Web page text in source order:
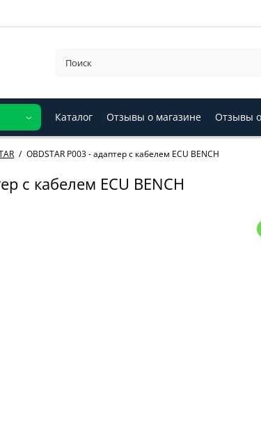
Каталог Отзывы о магазине Отзывы
OBDSTAR P003 - адаптер с кабелем ECU BENCH
с кабелем ECU BENCH